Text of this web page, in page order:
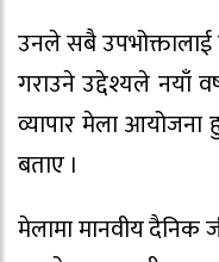
उनले सबै
गराउने उद्देश्यले नयाँ
व्यापार मेला आयोजना
बताए ।
मेलामा मानवीय दैनिक